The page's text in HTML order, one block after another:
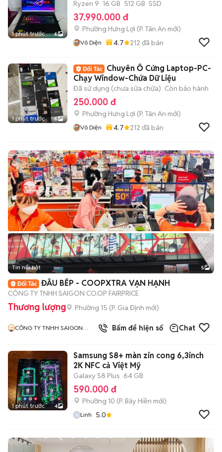
1 phút trước 6
Ryzen 9 16 GB 512 GB SSD
37.990.000 đ
Phường Hưng Lợi (P. Tân An mới)
Võ Diện 4.7 212 đã bán
1 phút trước 6
Chuyên Ổ Cứng Laptop-PC-
Chạy Window-Chứa Dữ Liệu
Đã sử dụng (chưa sửa chữa) Còn bảo hành
250.000 đ
Phường Hưng Lợi (P. Tân An mới)
Võ Diện 4.7 212 đã bán
Tin nổi bật 5
ĐẦU BẾP - COOPXTRA VẠN HẠNH
CÔNG TY TNHH SAIGON CO.OP FAIRPRICE
Thương lượng Phường 15 (P. Gia Định mới)
CÔNG TY TNHH SAIGON
Bấm để hiện số Chat
1 phút trước 4
Samsung S8+ màn zin cong 6,3inch
2K NFC cả Việt Mỹ
Galaxy S8 Plus 64 GB
590.000 đ
Phường 10 (P. Bảy Hiền mới)
Linh 5.0